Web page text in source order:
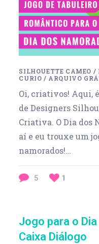
SILHOUETTE CAMEO /
CURIO / ARQUIVO
Oi, criativos! Aqui,
de Designers
Criativa. O Dia dos
aí e eu trouxe um
namorados!…
5 1
Jogo para o
Caixa Diálogo